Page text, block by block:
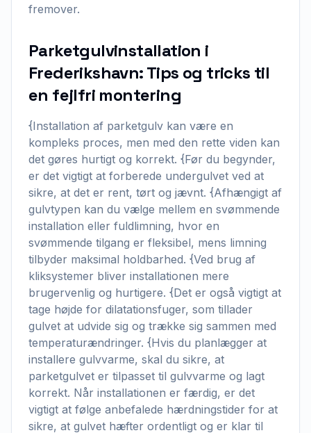
fremover.
Parketgulvinstallation i
Frederikshavn: Tips og tricks til
en fejlfri montering
{Installation af parketgulv kan være en
kompleks proces, men med den rette viden kan
det gøres hurtigt og korrekt. {Før du begynder,
er det vigtigt at forberede undergulvet ved at
sikre, at det er rent, tørt og jævnt. {Afhængigt af
gulvtypen kan du vælge mellem en svømmende
installation eller fuldlimning, hvor en
svømmende tilgang er fleksibel, mens limning
tilbyder maksimal holdbarhed. {Ved brug af
kliksystemer bliver installationen mere
brugervenlig og hurtigere. {Det er også vigtigt at
tage højde for dilatationsfuger, som tillader
gulvet at udvide sig og trække sig sammen med
temperaturændringer. {Hvis du planlægger at
installere gulvvarme, skal du sikre, at
parketgulvet er tilpasset til gulvvarme og lagt
korrekt. Når installationen er færdig, er det
vigtigt at følge anbefalede hærdningstider for at
sikre, at gulvet hæfter ordentligt og er klar til